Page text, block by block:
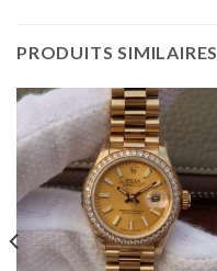
PRODUITS SIMILAIRES